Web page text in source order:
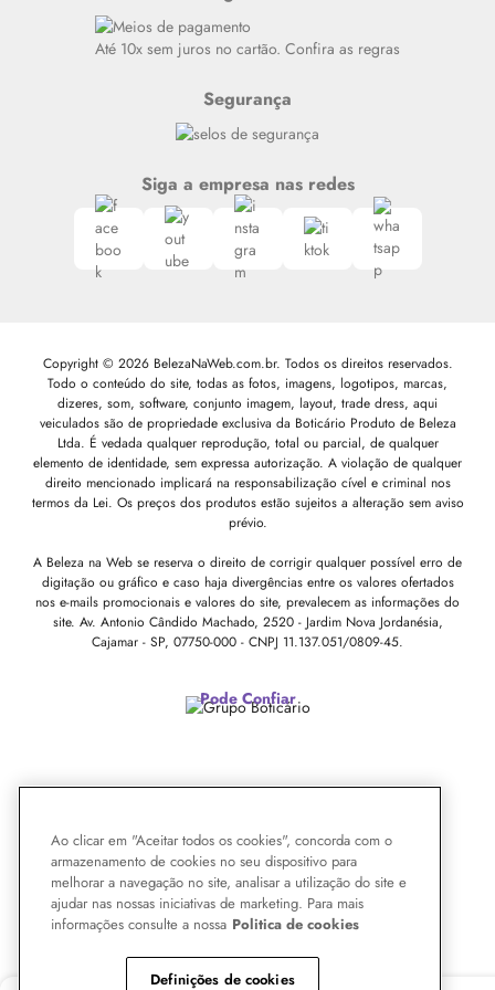
Siga nosso canal no Whatsapp
Até 10x sem juros no cartão. Confira as regras
Segurança
Siga a empresa nas redes
Copyright © 2026 BelezaNaWeb.com.br. Todos os direitos reservados.
Todo o conteúdo do site, todas as fotos, imagens, logotipos, marcas,
dizeres, som, software, conjunto imagem, layout, trade dress, aqui
veiculados são de propriedade exclusiva da Boticário Produto de Beleza
Ltda. É vedada qualquer reprodução, total ou parcial, de qualquer
elemento de identidade, sem expressa autorização. A violação de qualquer
direito mencionado implicará na responsabilização cível e criminal nos
termos da Lei. Os preços dos produtos estão sujeitos a alteração sem aviso
prévio.
A Beleza na Web se reserva o direito de corrigir qualquer possível erro de
digitação ou gráfico e caso haja divergências entre os valores ofertados
nos e-mails promocionais e valores do site, prevalecem as informações do
site. Av. Antonio Cândido Machado, 2520 - Jardim Nova Jordanésia,
Cajamar - SP, 07750-000 - CNPJ 11.137.051/0809-45.
Pode Confiar
Ao clicar em "Aceitar todos os cookies", concorda com o
armazenamento de cookies no seu dispositivo para
melhorar a navegação no site, analisar a utilização do site e
ajudar nas nossas iniciativas de marketing. Para mais
informações consulte a nossa Politica de cookies
Definições de cookies